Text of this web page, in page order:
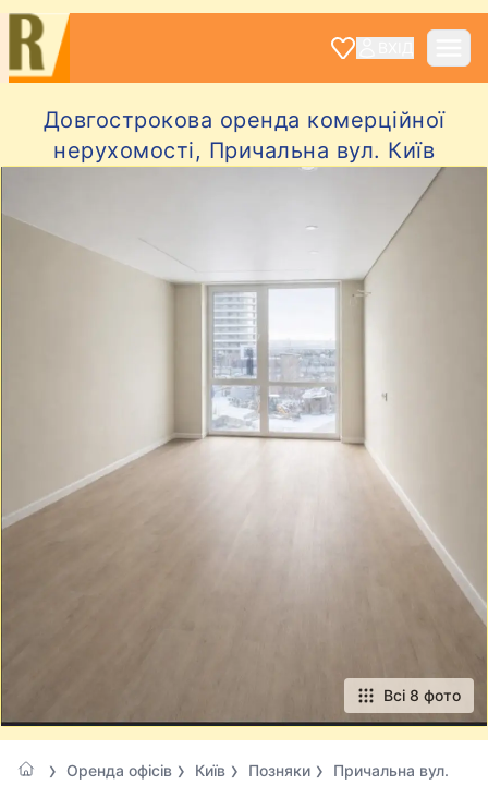
Довгострокова оренда комерційної
нерухомості, Причальна вул. Київ
Всі 8 фото
Оренда офісів Київ Позняки Причальна вул.